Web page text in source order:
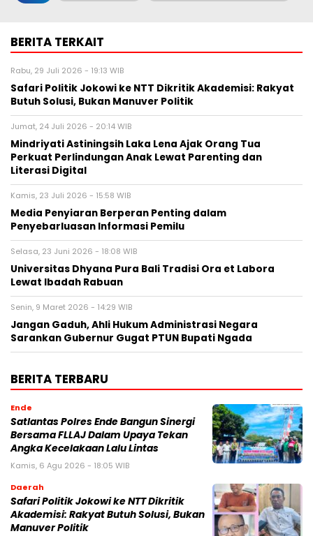
BERITA TERKAIT
Rabu, 29 Juli 2026 - 19:13 WIB
Safari Politik Jokowi ke NTT Dikritik Akademisi: Rakyat
Butuh Solusi, Bukan Manuver Politik
Jumat, 24 Juli 2026 - 20:14 WIB
Mindriyati Astiningsih Laka Lena Ajak Orang Tua
Perkuat Perlindungan Anak Lewat Parenting dan
Literasi Digital
Kamis, 23 Juli 2026 - 15:58 WIB
Media Penyiaran Berperan Penting dalam
Penyebarluasan Informasi Pemilu
Selasa, 23 Juni 2026 - 18:08 WIB
Universitas Dhyana Pura Bali Tradisi Ora et Labora
Lewat Ibadah Rabuan
Senin, 9 Maret 2026 - 14:29 WIB
Jangan Gaduh, Ahli Hukum Administrasi Negara
Sarankan Gubernur Gugat PTUN Bupati Ngada
BERITA TERBARU
Ende
Satlantas Polres Ende Bangun Sinergi
Bersama FLLAJ Dalam Upaya Tekan
Angka Kecelakaan Lalu Lintas
Kamis, 6 Agu 2026 - 18:05 WIB
Daerah
Safari Politik Jokowi ke NTT Dikritik
Akademisi: Rakyat Butuh Solusi, Bukan
Manuver Politik